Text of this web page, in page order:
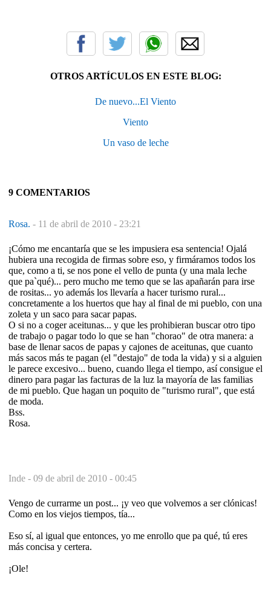
OTROS ARTÍCULOS EN ESTE BLOG:
De nuevo...El Viento
Viento
Un vaso de leche
9 COMENTARIOS
Rosa. - 11 de abril de 2010 - 23:21
¡Cómo me encantaría que se les impusiera esa sentencia! Ojalá
hubiera una recogida de firmas sobre eso, y firmáramos todos los
que, como a ti, se nos pone el vello de punta (y una mala leche
que pa`qué)... pero mucho me temo que se las apañarán para irse
de rositas... yo además los llevaría a hacer turismo rural...
concretamente a los huertos que hay al final de mi pueblo, con una
zoleta y un saco para sacar papas.
O si no a coger aceitunas... y que les prohibieran buscar otro tipo
de trabajo o pagar todo lo que se han "chorao" de otra manera: a
base de llenar sacos de papas y cajones de aceitunas, que cuanto
más sacos más te pagan (el "destajo" de toda la vida) y si a alguien
le parece excesivo... bueno, cuando llega el tiempo, así consigue el
dinero para pagar las facturas de la luz la mayoría de las familias
de mi pueblo. Que hagan un poquito de "turismo rural", que está
de moda.
Bss.
Rosa.
Inde - 09 de abril de 2010 - 00:45
Vengo de currarme un post... ¡y veo que volvemos a ser clónicas!
Como en los viejos tiempos, tía...
Eso sí, al igual que entonces, yo me enrollo que pa qué, tú eres
más concisa y certera.
¡Ole!